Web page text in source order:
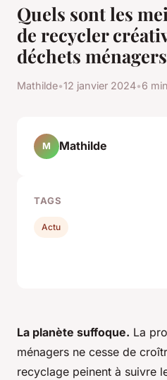
Quels sont les
de recycler
déchets
Mathilde•12 janvier 2024•6
La planète suffoque. La
ménagers ne cesse de
recyclage peinent à suivre
M Mathilde
TAGS
Actu